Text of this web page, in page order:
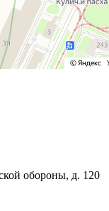
обороны, д. 120